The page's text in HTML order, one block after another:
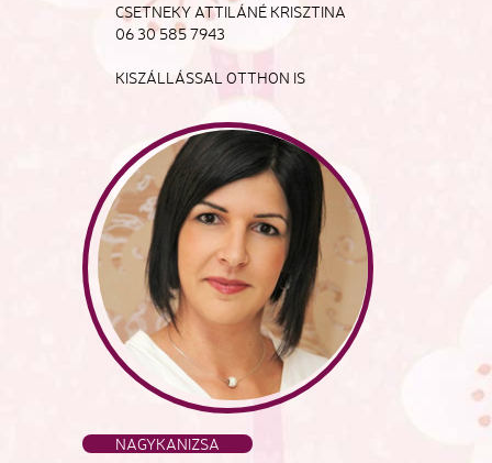
CSETNEKY ATTILÁNÉ KRISZTINA
06 30 585 7943
KISZÁLLÁSSAL OTTHON IS
NAGYKANIZSA